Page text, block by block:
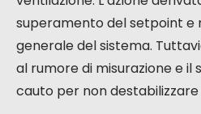
superamento del setpoint e
generale del sistema.
al rumore di misurazione e il
cauto per non destabilizzare